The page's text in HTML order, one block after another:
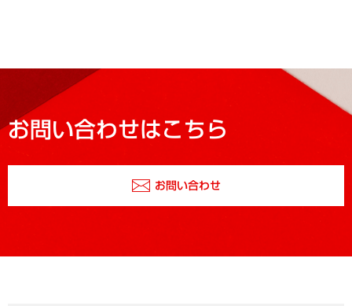
お問い合わせはこちら
お問い合わせ